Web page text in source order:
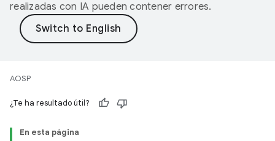
realizadas con IA pueden contener errores.
AOSP
¿Te ha resultado útil?
En esta página